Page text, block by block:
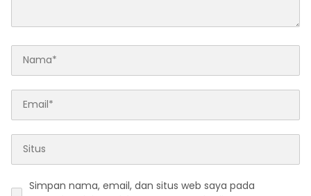
Simpan nama, email, dan situs web saya pada